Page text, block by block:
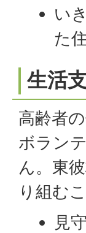
い
た
生活
高齢者
ボラン
ん。東
り組む
見